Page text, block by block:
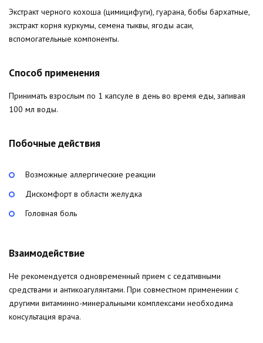
Экстракт черного кохоша (цимицифуги), гуарана, бобы бархатные,
экстракт корня куркумы, семена тыквы, ягоды асаи,
вспомогательные компоненты.
Способ применения
Принимать взрослым по 1 капсуле в день во время еды, запивая
100 мл воды.
Побочные действия
Возможные аллергические реакции
Дискомфорт в области желудка
Головная боль
Взаимодействие
Не рекомендуется одновременный прием с седативными
средствами и антикоагулянтами. При совместном применении с
другими витаминно-минеральными комплексами необходима
консультация врача.